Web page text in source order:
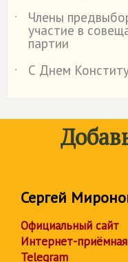
˙
Члены
участие в
партии
˙
С Днем
Сергей
Официальный сайт
Интернет-приёмная
Telegram